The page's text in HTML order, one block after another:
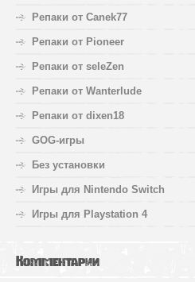
Репаки от Canek77
Репаки от Pioneer
Репаки от seleZen
Репаки от Wanterlude
Репаки от dixen18
GOG-игры
Без установки
Игры для Nintendo Switch
Игры для Playstation 4
Комментарии